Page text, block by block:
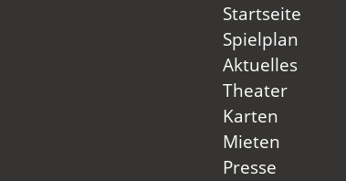
Startseite
Spielplan
Aktuelles
Theater
Karten
Mieten
Presse